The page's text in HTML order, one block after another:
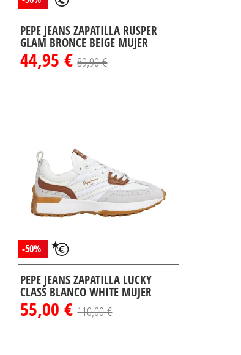
PEPE JEANS ZAPATILLA RUSPER
GLAM BRONCE BEIGE MUJER
44,95 €89,90 €
-50%
PEPE JEANS ZAPATILLA LUCKY
CLASS BLANCO WHITE MUJER
55,00 €110,00 €